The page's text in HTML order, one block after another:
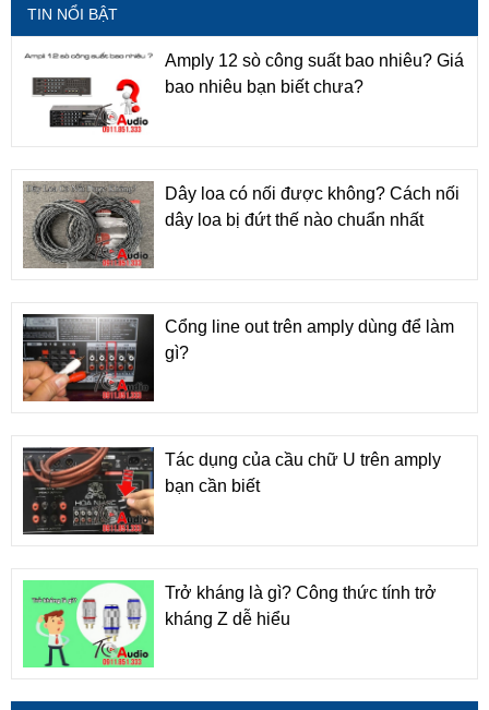
TIN NỔI BẬT
Amply 12 sò công suất bao nhiêu? Giá
bao nhiêu bạn biết chưa?
Dây loa có nối được không? Cách nối
dây loa bị đứt thế nào chuẩn nhất
Cổng line out trên amply dùng để làm
gì?
Tác dụng của cầu chữ U trên amply
bạn cần biết
Trở kháng là gì? Công thức tính trở
kháng Z dễ hiểu